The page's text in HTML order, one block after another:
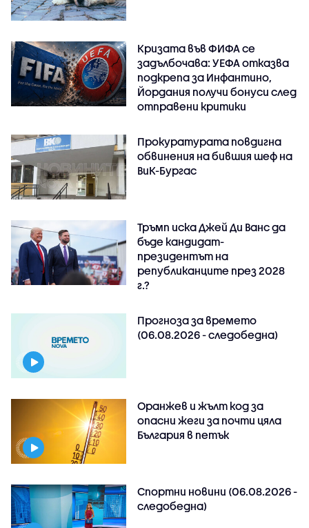
Кризата във ФИФА се
задълбочава: УЕФА отказва
подкрепа за Инфантино,
Йордания получи бонуси след
отправени критики
Прокуратурата повдигна
обвинения на бившия шеф на
ВиК-Бургас
Тръмп иска Джей Ди Ванс да
бъде кандидат-
президентът на
републиканците през 2028
г.?
Прогноза за времето
(06.08.2026 - следобедна)
Оранжев и жълт код за
опасни жеги за почти цяла
България в петък
Спортни новини (06.08.2026 -
следобедна)